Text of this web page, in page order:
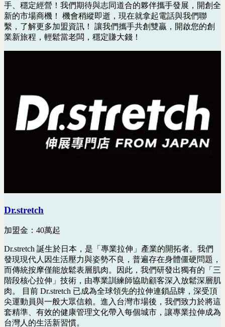
手、穩定經營！我們期待與志同道合的夥伴攜手發展，開創全
新的市場商機！ 機會稍縱即逝，現在就拿起電話與我們聯
繫，了解更多加盟資訊！ 讓我們攜手共創雙贏，開啟您的創
業新旅程，輕鬆當老闆，穩定賺大錢！
Dr.stretch
加盟金：40萬起
Dr.stretch 誕生於日本，是「專業拉伸」產業的開拓者。我們
發現現代人因生活壓力與姿勢不良，普遍存在身體僵硬問題，
而傳統按摩僅能放鬆表層肌肉。因此，我們研發出獨有的「三
階段核心拉伸」技術，由專業訓練師協助顧客深入放鬆深層肌
肉。 目前 Dr.stretch 已成為全球領先的拉伸連鎖品牌，深受頂
尖運動員與一般大眾信賴。進入台灣市場後，我們致力於將這
套精準、有效的健康管理文化帶入每個城市，讓專業拉伸成為
台灣人的生活新習慣。